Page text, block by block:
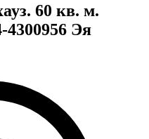
60 кв. м.
4300956 Эя